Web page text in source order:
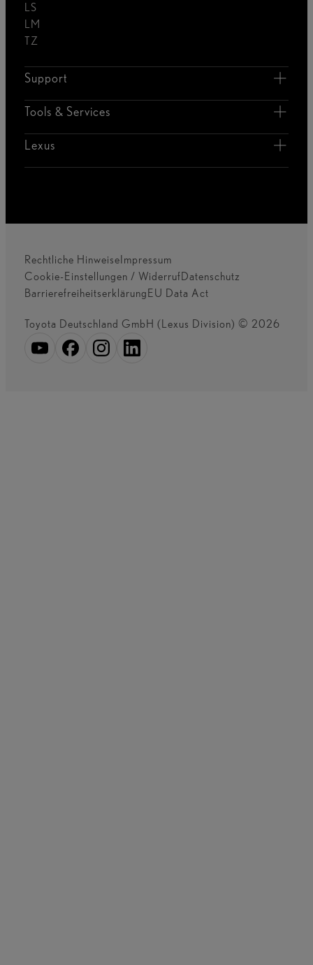
LS
LM
TZ
Support
Tools & Services
Lexus
Rechtliche HinweiseImpressum
Cookie-Einstellungen / WiderrufDatenschutz
BarrierefreiheitserklärungEU Data Act
Toyota Deutschland GmbH (Lexus Division) © 2026